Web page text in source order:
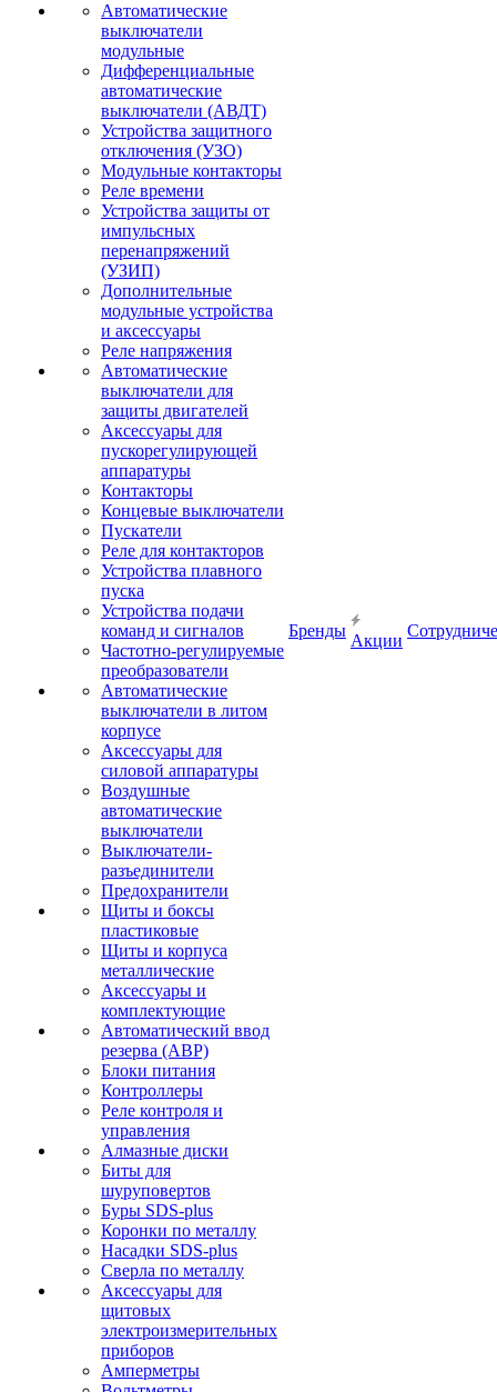
Автоматические
выключатели
модульные
Дифференциальные
автоматические
выключатели (АВДТ)
Устройства защитного
отключения (УЗО)
Модульные контакторы
Реле времени
Устройства защиты от
импульсных
перенапряжений
(УЗИП)
Дополнительные
модульные устройства
и аксессуары
Реле напряжения
Автоматические
выключатели для
защиты двигателей
Аксессуары для
пускорегулирующей
аппаратуры
Контакторы
Концевые выключатели
Пускатели
Реле для контакторов
Устройства плавного
пуска
Устройства подачи
команд и сигналов
Частотно-регулируемые
преобразователи
Автоматические
выключатели в литом
корпусе
Аксессуары для
силовой аппаратуры
Воздушные
автоматические
выключатели
Выключатели-
разъединители
Предохранители
Щиты и боксы
пластиковые
Щиты и корпуса
металлические
Аксессуары и
комплектующие
Автоматический ввод
резерва (АВР)
Блоки питания
Контроллеры
Реле контроля и
управления
Алмазные диски
Биты для
шуруповертов
Буры SDS-plus
Коронки по металлу
Насадки SDS-plus
Сверла по металлу
Аксессуары для
щитовых
электроизмерительных
приборов
Амперметры
Бренды
Акции